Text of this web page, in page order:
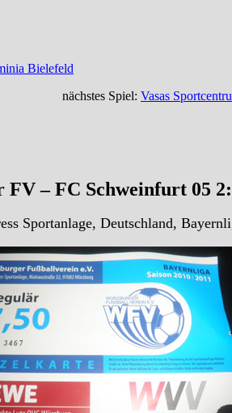
Bielefeld
nächstes Spiel: Vasas
– FC Schweinfurt 05
Sportanlage, Deutschland,